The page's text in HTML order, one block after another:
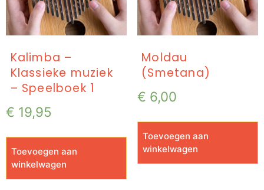
Kalimba –
Klassieke muziek
– Speelboek 1
€ 19,95
Toevoegen aan
winkelwagen
Moldau
(Smetana)
€ 6,00
Toevoegen aan
winkelwagen